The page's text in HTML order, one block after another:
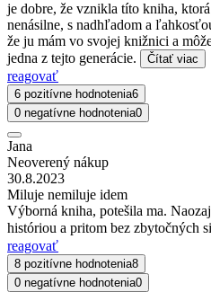
je dobre, že vznikla títo kniha,
nenásilne, s nadhľadom a
že ju mám vo svojej knižnici a
jedna z tejto generácie.
Čítať viac
reagovať
6 pozitívne hodnotenia6
0 negatívne hodnotenia0
Jana
Neoverený nákup
30.8.2023
Miluje nemiluje idem
Výborná kniha, potešila ma.
históriou a pritom bez zbytočných
reagovať
8 pozitívne hodnotenia8
0 negatívne hodnotenia0